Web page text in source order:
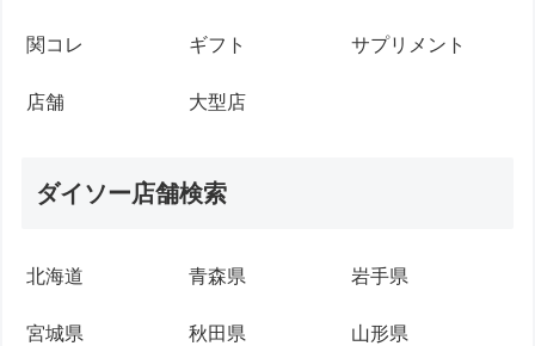
関コレ ギフト サプリメント
店舗 大型店
ダイソー店舗検索
北海道 青森県 岩手県
宮城県 秋田県 山形県